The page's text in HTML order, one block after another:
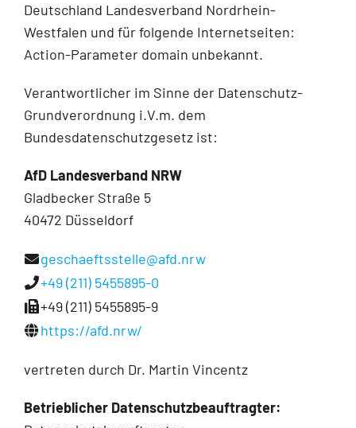
Deutschland Landesverband Nordrhein-
Westfalen und für folgende Internetseiten:
Action-Parameter domain unbekannt.
Verantwortlicher im Sinne der Datenschutz-
Grundverordnung i.V.m. dem
Bundesdatenschutzgesetz ist:
AfD Landesverband NRW
Gladbecker Straße 5
40472 Düsseldorf
geschaeftsstelle@afd.nrw
+49 (211) 5455895-0
+49 (211) 5455895-9
https://afd.nrw/
vertreten durch Dr. Martin Vincentz
Betrieblicher Datenschutzbeauftragter: